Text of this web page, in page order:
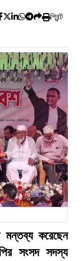
প্রিন্ট
করেছেন
সংসদ সদস্য